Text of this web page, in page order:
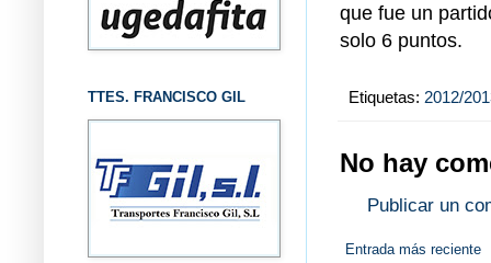
que fue un
solo 6 puntos.
Etiquetas: 2012/
No hay
Publicar un
Entrada más reciente
TTES. FRANCISCO GIL